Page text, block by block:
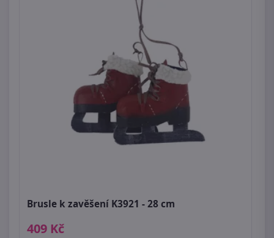
Brusle k zavěšení K3921 - 28 cm
409 Kč